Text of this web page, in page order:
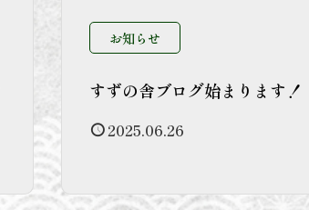
お知らせ
すずの舎ブログ始まります！
2025.06.26